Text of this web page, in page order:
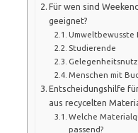
Für wen sind
geeignet?
Umweltbewusste
Studierende
Menschen mit
Entscheidungshilfe
aus recycelten
Welche
passend?